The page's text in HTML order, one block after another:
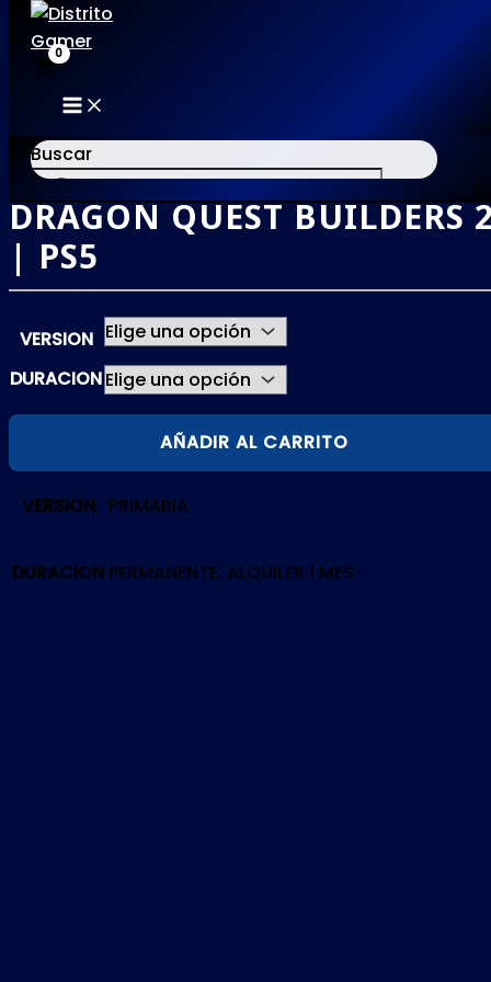
al
contenido
MAIN
MENU
Buscar
×
DRAGON QUEST BUILDERS
| PS5
VERSION
DURACION
DRAGON
PS5
AÑADIR AL CARRITO
VERSION PRIMARIA
DURACION PERMANENTE, ALQUILER 1 MES